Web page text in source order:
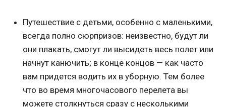
Путешествие с детьми, особенно с маленькими,
всегда полно сюрпризов: неизвестно, будут ли
они плакать, смогут ли высидеть весь полет или
начнут канючить; в конце концов — как часто
вам придется водить их в уборную. Тем более
что во время многочасового перелета вы
можете столкнуться сразу с несколькими